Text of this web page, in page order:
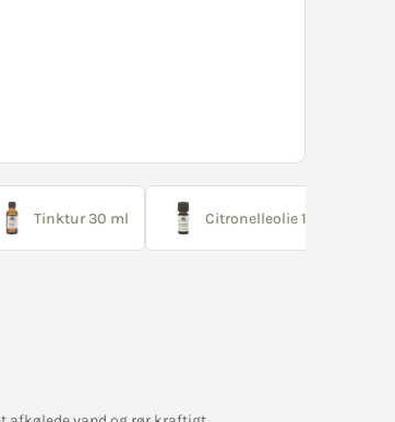
Tinktur 30 ml Citronelleolie 10 ml